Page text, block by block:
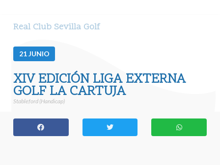
Real Club Sevilla Golf
21JUNIO
XIV EDICIÓN LIGA EXTERNA
GOLF LA CARTUJA
Stableford (Handicap)